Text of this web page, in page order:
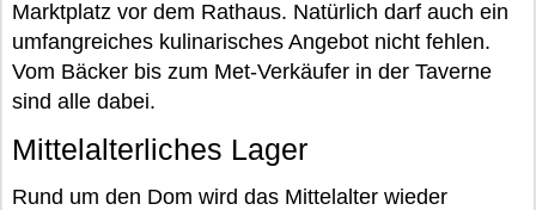
Marktplatz vor dem Rathaus. Natürlich darf auch ein
umfangreiches kulinarisches Angebot nicht fehlen.
Vom Bäcker bis zum Met-Verkäufer in der Taverne
sind alle dabei.
Mittelalterliches Lager
Rund um den Dom wird das Mittelalter wieder